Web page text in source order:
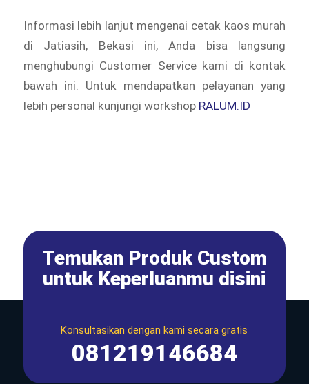
Informasi lebih lanjut mengenai cetak kaos murah
di Jatiasih, Bekasi ini, Anda bisa langsung
menghubungi Customer Service kami di kontak
bawah ini. Untuk mendapatkan pelayanan yang
lebih personal kunjungi workshop RALUM.ID
Temukan Produk Custom
untuk Keperluanmu disini
Konsultasikan dengan kami secara gratis
081219146684